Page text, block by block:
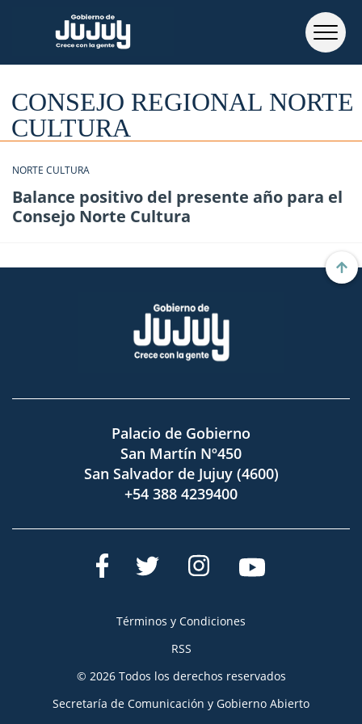
CONSEJO REGIONAL NORTE
CULTURA
NORTE CULTURA
Balance positivo del presente año para el
Consejo Norte Cultura
Palacio de Gobierno
San Martín Nº450
San Salvador de Jujuy (4600)
+54 388 4239400
Términos y Condiciones
RSS
© 2026 Todos los derechos reservados
Secretaría de Comunicación y Gobierno Abierto